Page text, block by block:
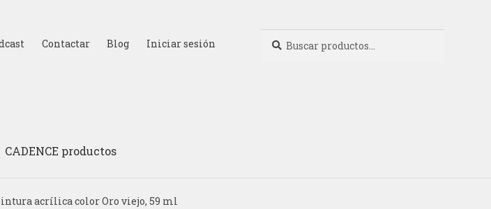
Contactar Blog Iniciar sesión
por:
CADENCE productos
acrílica color Oro viejo, 59 ml